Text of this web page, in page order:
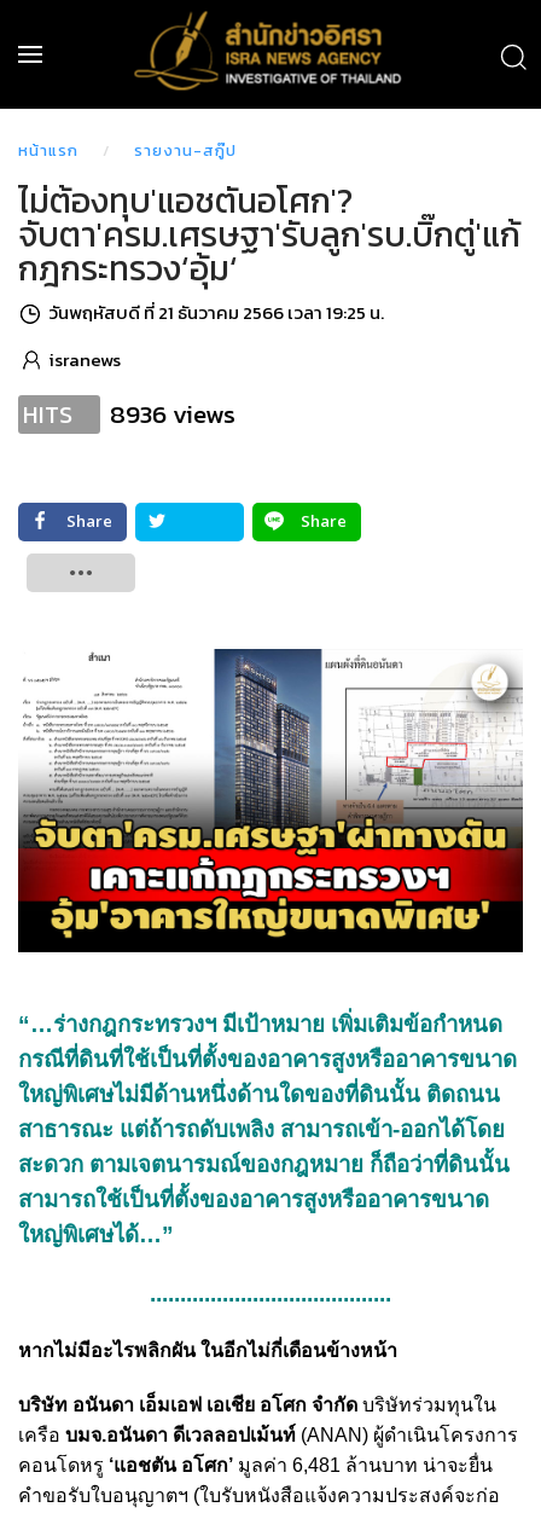
หน้าแรก รายงาน-สกู๊ป
ไม่ต้องทุบ'แอชตันอโศก'?
จับตา'ครม.เศรษฐา'รับลูก'รบ.บิ๊กตู่'แก้
กฎกระทรวง‘อุ้ม‘
วันพฤหัสบดี ที่ 21 ธันวาคม 2566 เวลา 19:25 น.
isranews
HITS 8936 views
Share
Share
“…ร่างกฎกระทรวงฯ มีเป้าหมาย เพิ่มเติมข้อกำหนด
กรณีที่ดินที่ใช้เป็นที่ตั้งของอาคารสูงหรืออาคารขนาด
ใหญ่พิเศษไม่มีด้านหนึ่งด้านใดของที่ดินนั้น ติดถนน
สาธารณะ แต่ถ้ารถดับเพลิง สามารถเข้า-ออกได้โดย
สะดวก ตามเจตนารมณ์ของกฎหมาย ก็ถือว่าที่ดินนั้น
สามารถใช้เป็นที่ตั้งของอาคารสูงหรืออาคารขนาด
ใหญ่พิเศษได้…”
........................................
หากไม่มีอะไรพลิกผัน ในอีกไม่กี่เดือนข้างหน้า
บริษัท อนันดา เอ็มเอฟ เอเชีย อโศก จำกัด บริษัทร่วมทุนใน
เครือ บมจ.อนันดา ดีเวลลอปเม้นท์ (ANAN) ผู้ดำเนินโครงการ
คอนโดหรู ‘แอชตัน อโศก’ มูลค่า 6,481 ล้านบาท น่าจะยื่น
คำขอรับใบอนุญาตฯ (ใบรับหนังสือแจ้งความประสงค์จะก่อ